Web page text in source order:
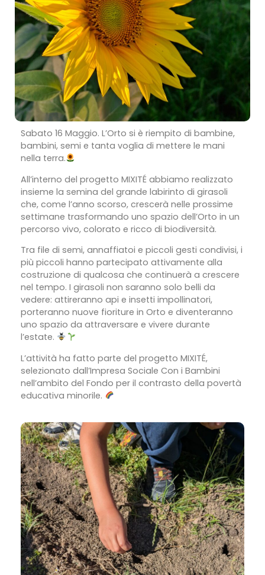
Sabato 16 Maggio. L’Orto si è riempito di bambine,
bambini, semi e tanta voglia di mettere le mani
nella terra.
All’interno del progetto MIXITÉ abbiamo realizzato
insieme la semina del grande labirinto di girasoli
che, come l’anno scorso, crescerà nelle prossime
settimane trasformando uno spazio dell’Orto in un
percorso vivo, colorato e ricco di biodiversità.
Tra file di semi, annaffiatoi e piccoli gesti condivisi, i
più piccoli hanno partecipato attivamente alla
costruzione di qualcosa che continuerà a crescere
nel tempo. I girasoli non saranno solo belli da
vedere: attireranno api e insetti impollinatori,
porteranno nuove fioriture in Orto e diventeranno
uno spazio da attraversare e vivere durante
l’estate.
L’attività ha fatto parte del progetto MIXITÉ,
selezionato dall’Impresa Sociale Con i Bambini
nell’ambito del Fondo per il contrasto della povertà
educativa minorile.